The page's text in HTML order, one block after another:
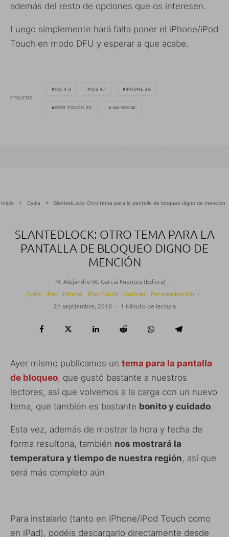
además del resto de opciones que os interesen.
Luego simplemente hará falta poner el iPhone/iPod
Touch en modo DFU y esperar a que acabe.
ETIQUETAS
IOS 4.0 IOS 4.1 IPHONE 3G
IPOD TOUCH 2G JAILBREAK
Inicio Cydia SlantedLock: Otro tema para la pantalla de bloqueo digno de mención
SLANTEDLOCK: OTRO TEMA PARA LA
PANTALLA DE BLOQUEO DIGNO DE
MENCIÓN
M. Alejandro W. García Fuentes (Esfera) ·
Cydia
iPad iPhone iPod Touch Noticias Personalización ·
21 septiembre, 2010 · 1 Minuto de lectura
Ayer mismo publicamos un tema para la pantalla
de bloqueo, que gustó bastante a nuestros
lectores, así que volvemos a la carga con un nuevo
tema, que también es bastante bonito y cuidado.
Esta vez, además de mostrar la hora y fecha de
forma resultona, también nos mostrará la
temperatura y tiempo de nuestra región, así que
será más completo aún.
Para instalarlo (tanto en iPhone/iPod Touch como
en iPad), podéis descargarlo directamente desde